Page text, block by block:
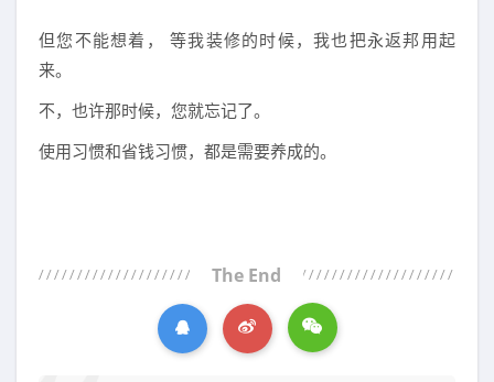
但您不能想着， 等我装修的时候，我也把永返邦用起
来。
不，也许那时候，您就忘记了。
使用习惯和省钱习惯，都是需要养成的。
The End